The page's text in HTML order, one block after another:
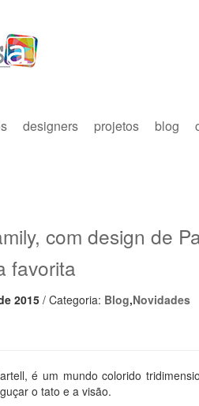
designers projetos blog
com design de
favorita
2015 / Categoria: Blog,Novidades
é um mundo colorido
o tato e a visão.